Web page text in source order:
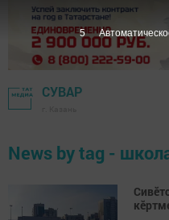
СУВАР
News by tag -
5